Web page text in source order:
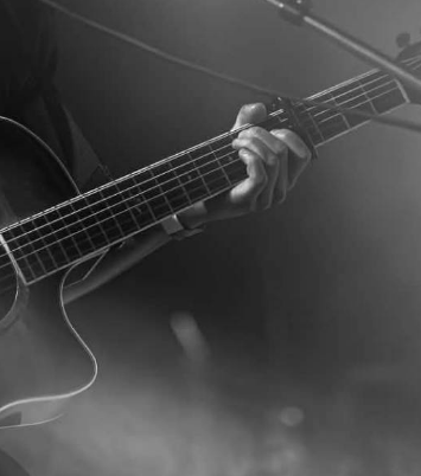
TÁMOGATÓK